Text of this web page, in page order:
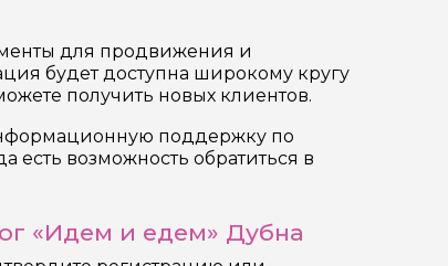
для продвижения и
будет доступна широкому кругу
получить новых клиентов.
поддержку по
есть возможность обратиться в
«Идем и едем» Дубна